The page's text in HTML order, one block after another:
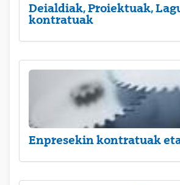
Deialdiak, Proiektuak,
kontratuak
Enpresekin kontratuak